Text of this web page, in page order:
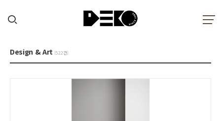
Design & Art (522건)